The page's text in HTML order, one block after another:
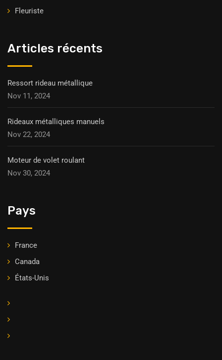
Fleuriste
Articles récents
Ressort rideau métallique
Nov 11, 2024
Rideaux métalliques manuels
Nov 22, 2024
Moteur de volet roulant
Nov 30, 2024
Pays
France
Canada
États-Unis